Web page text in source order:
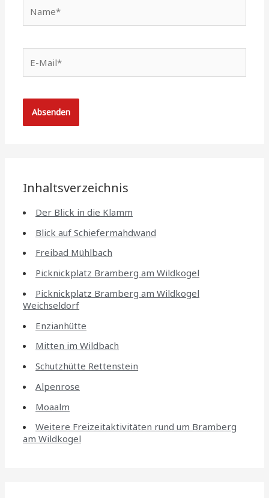
Mail*
Inhaltsverzeichnis
Der Blick in die Klamm
Blick auf Schiefermahdwand
Freibad Mühlbach
Picknickplatz Bramberg am Wildkogel
Picknickplatz Bramberg am Wildkogel
Weichseldorf
Enzianhütte
Mitten im Wildbach
Schutzhütte Rettenstein
Alpenrose
Moaalm
Weitere Freizeitaktivitäten rund um Bramberg
am Wildkogel